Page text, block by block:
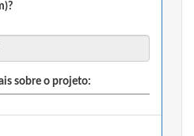
sobre o projeto: